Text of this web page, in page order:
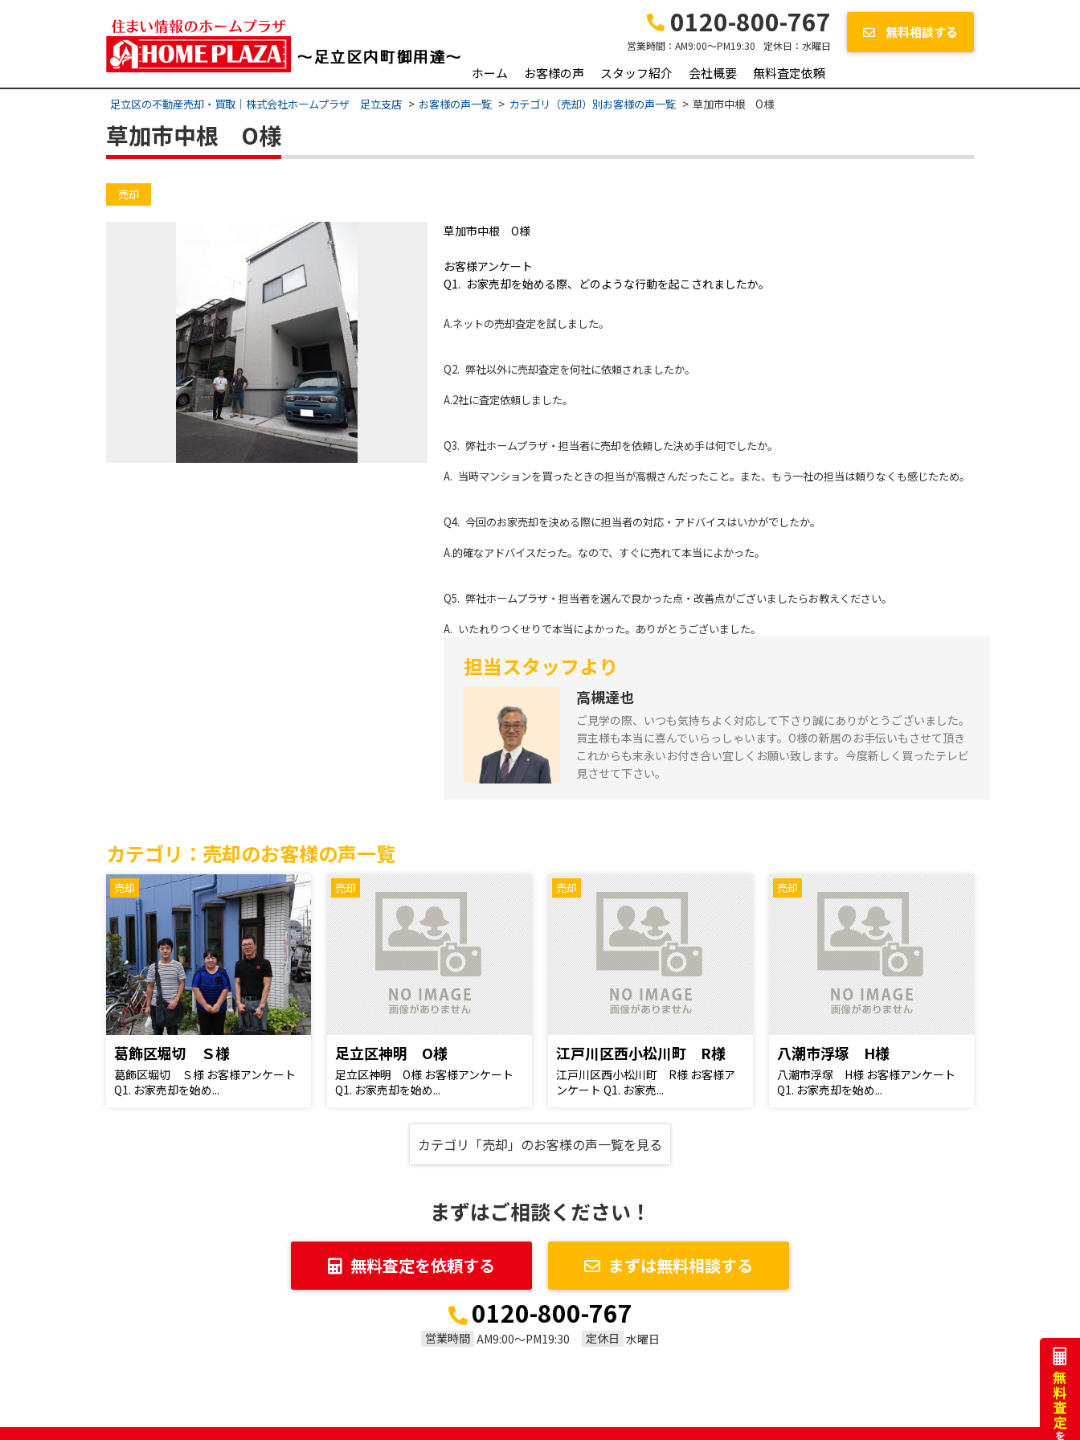
0120-800-767
営業時間： AM9:00～PM19:30 定休日： 水曜日
無料相談する
ホーム お客様の声 スタッフ紹介 会社概要 無料査定依頼
足立区の不動産売却・買取｜株式会社ホームプラザ 足立支店 お客様の声一覧 カテゴリ（売却）別お客様の声一覧 草加市中根 O様
草加市中根 O様
売却
草加市中根 O様
お客様アンケート
Q1. お家売却を始める際、どのような行動を起こされましたか。
A.ネットの売却査定を試しました。
Q2. 弊社以外に売却査定を何社に依頼されましたか。
A.2社に査定依頼しました。
Q3. 弊社ホームプラザ・担当者に売却を依頼した決め手は何でしたか。
A. 当時マンションを買ったときの担当が高槻さんだったこと。また、もう一社の担当は頼りなくも感じたため。
Q4. 今回のお家売却を決める際に担当者の対応・アドバイスはいかがでしたか。
A.的確なアドバイスだった。なので、すぐに売れて本当によかった。
Q5. 弊社ホームプラザ・担当者を選んで良かった点・改善点がございましたらお教えください。
A. いたれりつくせりで本当によかった。ありがとうございました。
担当スタッフより
高槻達也
ご見学の際、いつも気持ちよく対応して下さり誠にありがとうございました。
買主様も本当に喜んでいらっしゃいます。O様の新居のお手伝いもさせて頂き
これからも末永いお付き合い宜しくお願い致します。今度新しく買ったテレビ
見させて下さい。
カテゴリ：売却のお客様の声一覧
売却
葛飾区堀切 Ｓ様
葛飾区堀切 Ｓ様 お客様アンケート
Q1. お家売却を始め...
売却
足立区神明 O様
足立区神明 O様 お客様アンケート
Q1. お家売却を始め...
売却
江戸川区西小松川町 R様
江戸川区西小松川町 R様 お客様ア
ンケート Q1. お家売...
売却
八潮市浮塚 H様
八潮市浮塚 H様 お客様アンケート
Q1. お家売却を始め...
カテゴリ「売却」のお客様の声一覧を見る
まずはご相談ください！
無料査定を依頼する まずは無料相談する
0120-800-767
営業時間 AM9:00～PM19:30 定休日 水曜日